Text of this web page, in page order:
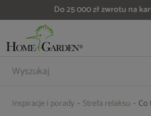
Do 25 000 zł zwrotu na
Inspiracje i porady Strefa relaksu Co